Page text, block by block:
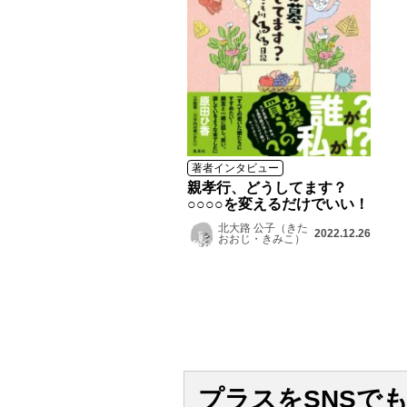
著者インタビュー
親孝行、どうしてます？
○○○○を変えるだけでいい！
北大路 公子（きた
おおじ・きみこ）
2022.12.26
プラスをSNSで